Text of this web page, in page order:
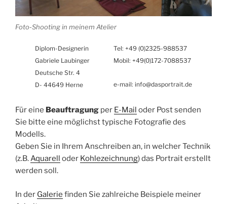
Foto-Shooting in meinem Atelier
Diplom-Designerin
Gabriele Laubinger
Deutsche Str. 4
D- 44649 Herne
Tel: +49 (0)2325-988537
Mobil: +49(0)172-7088537
e-mail: info@dasportrait.de
Für eine Beauftragung per E-Mail oder Post senden
Sie bitte eine möglichst typische Fotografie des
Modells.
Geben Sie in Ihrem Anschreiben an, in welcher Technik
(z.B.Aquarell oder Kohlezeichnung) das Portrait erstellt
werden soll.
In der Galerie finden Sie zahlreiche Beispiele meiner